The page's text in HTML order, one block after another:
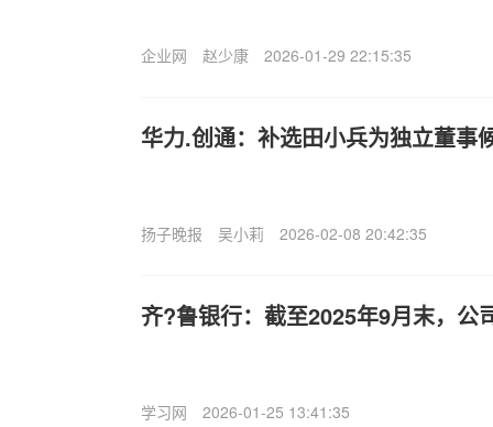
企业网 赵少康 2026-01-29 22:15:35
华力.创通：补选田小兵为独立董事
扬子晚报 吴小莉 2026-02-08 20:42:35
齐?鲁银行：截至2025年9月末，公
学习网 2026-01-25 13:41:35